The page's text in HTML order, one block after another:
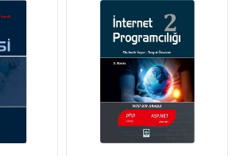
(7)
(7)
Güvenliği (6)
(6)